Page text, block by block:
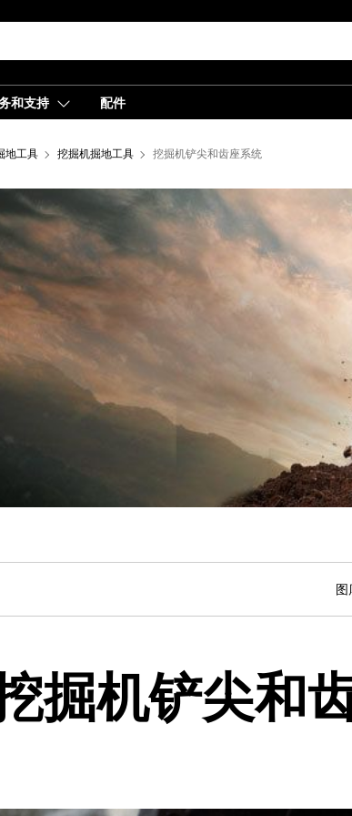
和支持 配件
地工具 挖掘机掘地工具 挖掘机铲尖和齿座系统
图
掘机铲尖和